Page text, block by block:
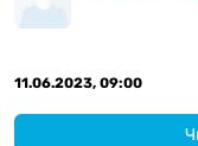
11.06.2023, 09:00